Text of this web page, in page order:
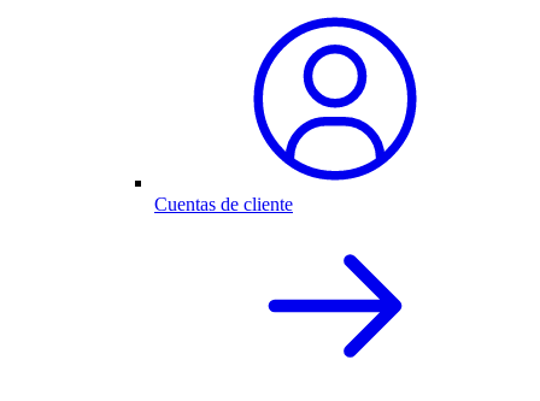
Cuentas de cliente